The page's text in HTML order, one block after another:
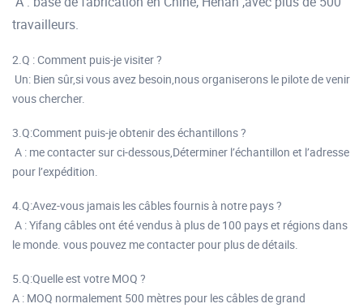
travailleurs.
2.Q : Comment puis-je visiter ?
Un: Bien sûr,si vous avez besoin,nous organiserons le pilote de venir
vous chercher.
3.Q:Comment puis-je obtenir des échantillons ?
A : me contacter sur ci-dessous,Déterminer l’échantillon et l’adresse
pour l’expédition.
4.Q:Avez-vous jamais les câbles fournis à notre pays ?
A : Yifang câbles ont été vendus à plus de 100 pays et régions dans
le monde. vous pouvez me contacter pour plus de détails.
5.Q:Quelle est votre MOQ ?
A : MOQ normalement 500 mètres pour les câbles de grand